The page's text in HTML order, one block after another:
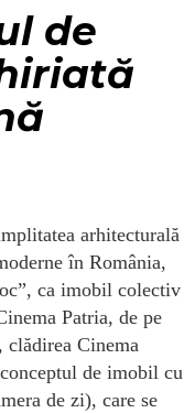
de
arhitecturală
în România,
ca imobil colectiv
Patria, de pe
Cinema
de imobil cu
de zi), care se